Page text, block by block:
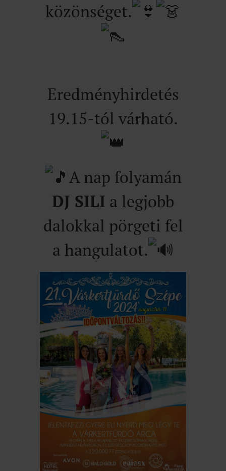
közönséget.
Eredményhirdetés
19.15-tól várható.
A nap folyamán
DJ SILI a legjobb
dalokkal pörgeti fel
a hangulatot.